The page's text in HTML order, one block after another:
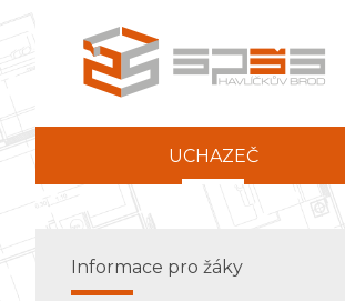
UCHAZEČ
Informace pro žáky